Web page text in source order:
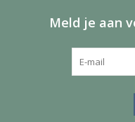
Meld je aan